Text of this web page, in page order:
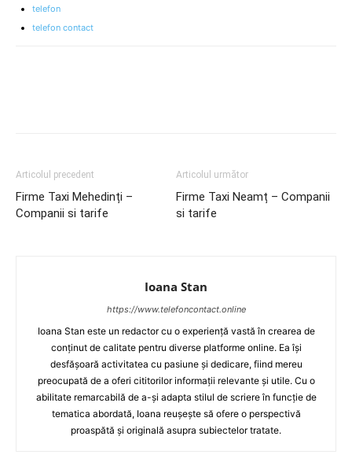
telefon
telefon contact
Articolul precedent
Firme Taxi Mehedinți –
Companii si tarife
Articolul următor
Firme Taxi Neamț – Companii
si tarife
Ioana Stan
https://www.telefoncontact.online
Ioana Stan este un redactor cu o experiență vastă în crearea de
conținut de calitate pentru diverse platforme online. Ea își
desfășoară activitatea cu pasiune și dedicare, fiind mereu
preocupată de a oferi cititorilor informații relevante și utile. Cu o
abilitate remarcabilă de a-și adapta stilul de scriere în funcție de
tematica abordată, Ioana reușește să ofere o perspectivă
proaspătă și originală asupra subiectelor tratate.